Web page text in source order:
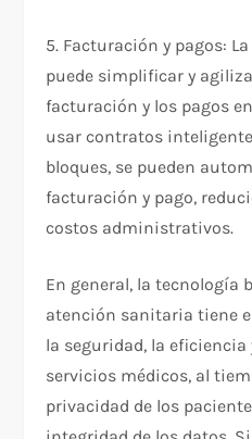
5. Facturación y pagos:
puede simplificar y
facturación y los pagos
usar contratos
bloques, se pueden
facturación y pago,
costos administrativos.
En general, la tecnología
atención sanitaria tiene
la seguridad, la eficiencia
servicios médicos, al
privacidad de los